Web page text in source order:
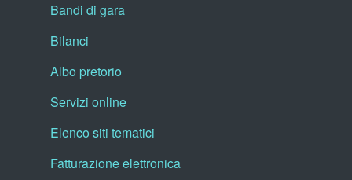
Bandi di gara
Bilanci
Albo pretorio
Servizi online
Elenco siti tematici
Fatturazione elettronica